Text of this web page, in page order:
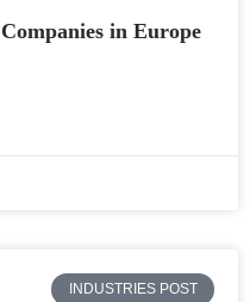
in Europe
INDUSTRIES POST